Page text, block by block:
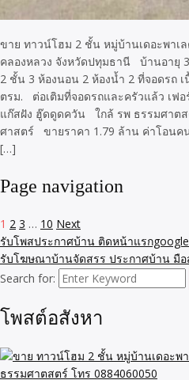
ขาย ทาวน์โฮม 2 ชั้น หมู่บ้านเดอะพาเ
คลองหลวง จังหวัดปทุมธานี บ้านอายุ
2 ชั้น 3 ห้องนอน 2​ ห้องน้ำ 2 ที่จอดรถ
ตรม. ต่อเติมที่จอดรถและครัวแล้ว เฟอ
แก๊สฝัง ฮู๊ดดูดควัน ใกล้ รพ ธรรมศาตส
ศาสตร์ ขายราคา 1.79 ล้าน ค่าโอน
[…]
Page navigation
1 2 3 … 10 Next
รับโพสประกาศบ้าน ติดหน้าแรก
รับโฆษณาบ้านจัดสรร ประกาศบ้าน มือ
Search for:
โพสต์อสังหา